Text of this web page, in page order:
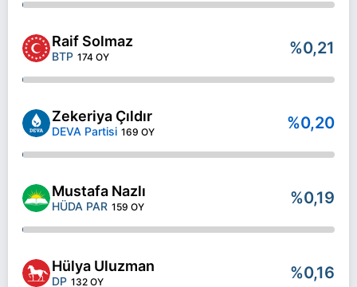
Raif Solmaz
BTP 174 OY %0,21
Zekeriya Çıldır
DEVA Partisi 169 OY %0,20
Mustafa Nazlı
HÜDA PAR 159 OY %0,19
Hülya Uluzman
DP 132 OY %0,16